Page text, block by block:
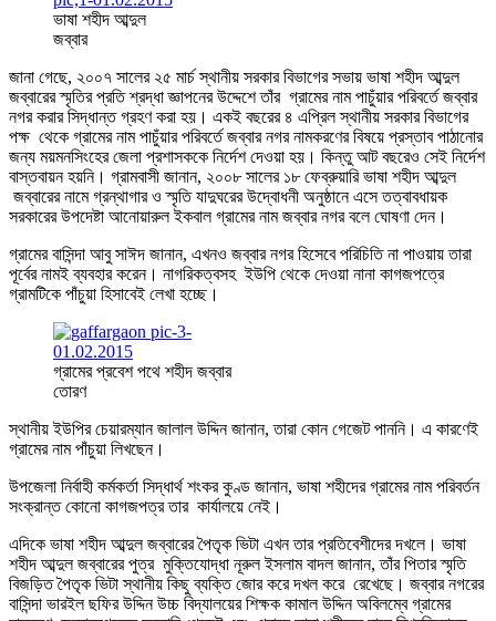
ভাষা শহীদ আব্দুল
জব্বার
জানা গেছে, ২০০৭ সালের ২৫ মার্চ স্থানীয় সরকার বিভাগের সভায় ভাষা শহীদ আব্দুল
জব্বারের স্মৃতির প্রতি শ্রদ্ধা জ্ঞাপনের উদ্দেশে তাঁর গ্রামের নাম পাচুঁয়ার পরিবর্তে জব্বার
নগর করার সিদ্ধান্ত গ্রহণ করা হয়। একই বছরের ৪ এপ্রিল স্থানীয় সরকার বিভাগের
পক্ষ থেকে গ্রামের নাম পাচুঁয়ার পরিবর্তে জব্বার নগর নামকরণের বিষয়ে প্রস্তাব পাঠানোর
জন্য ময়মনসিংহের জেলা প্রশাসককে নির্দেশ দেওয়া হয়। কিন্তু আট বছরেও সেই নির্দেশ
বাস্তবায়ন হয়নি। গ্রামবাসী জানান, ২০০৮ সালের ১৮ ফেব্রুয়ারি ভাষা শহীদ আব্দুল
জব্বারের নামে গ্রন্থাগার ও স্মৃতি যাদুঘরের উদ্বোধনী অনুষ্ঠানে এসে তত্বাবধায়ক
সরকারের উপদেষ্টা আনোয়ারুল ইকবাল গ্রামের নাম জব্বার নগর বলে ঘোষণা দেন।
গ্রামের বাসিন্দা আবু সাঈদ জানান, এখনও জব্বার নগর হিসেবে পরিচিতি না পাওয়ায় তারা
পূর্বের নামই ব্যবহার করেন। নাগরিকত্বসহ ইউপি থেকে দেওয়া নানা কাগজপত্রে
গ্রামটিকে পাঁচুয়া হিসাবেই লেখা হচ্ছে।
গ্রামের প্রবেশ পথে শহীদ জব্বার
তোরণ
স্থানীয় ইউপির চেয়ারম্যান জালাল উদ্দিন জানান, তারা কোন গেজেট পাননি। এ কারণেই
গ্রামের নাম পাঁচুয়া লিখছেন।
উপজেলা নির্বাহী কর্মকর্তা সিদ্ধার্থ শংকর কুণ্ড জানান, ভাষা শহীদের গ্রামের নাম পরিবর্তন
সংক্রান্ত কোনো কাগজপত্র তার কার্যালয়ে নেই।
এদিকে ভাষা শহীদ আব্দুল জব্বারের পৈতৃক ভিটা এখন তার প্রতিবেশীদের দখলে। ভাষা
শহীদ আব্দুল জব্বারের পুত্র মুক্তিযোদ্ধা নূরুল ইসলাম বাদল জানান, তাঁর পিতার স্মৃতি
বিজড়িত পৈতৃক ভিটা স্থানীয় কিছু ব্যক্তি জোর করে দখল করে রেখেছে। জব্বার নগরের
বাসিন্দা ভারইল ছফির উদ্দিন উচ্চ বিদ্যালয়ের শিক্ষক কামাল উদ্দিন অবিলম্বে গ্রামের